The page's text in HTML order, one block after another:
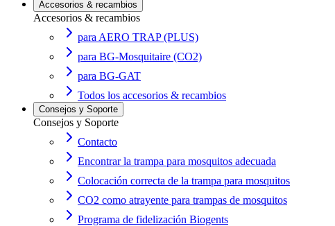
Accesorios & recambios
Accesorios & recambios
para AERO TRAP (PLUS)
para BG-Mosquitaire (CO2)
para BG-GAT
Todos los accesorios & recambios
Consejos y Soporte
Consejos y Soporte
Contacto
Encontrar la trampa para mosquitos adecuada
Colocación correcta de la trampa para mosquitos
CO2 como atrayente para trampas de mosquitos
Programa de fidelización Biogents